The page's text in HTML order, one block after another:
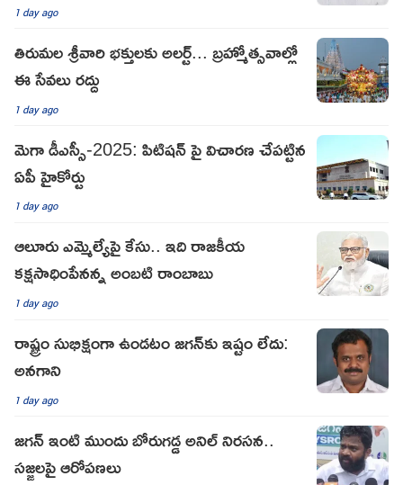
1 day ago
తిరుమల శ్రీవారి భక్తులకు అలర్ట్... బ్రహ్మోత్సవాల్లో
ఈ సేవలు రద్దు
1 day ago
మెగా డీఎస్సీ-2025: పిటిషన్ పై విచారణ చేపట్టిన
ఏపీ హైకోర్టు
1 day ago
ఆలూరు ఎమ్మెల్యేపై కేసు.. ఇది రాజకీయ
కక్షసాధింపేనన్న అంబటి రాంబాబు
1 day ago
రాష్ట్రం సుభిక్షంగా ఉండటం జగన్‌కు ఇష్టం లేదు:
అనగాని
1 day ago
జగన్ ఇంటి ముందు బోరుగడ్డ అనిల్ నిరసన..
సజ్జలపై ఆరోపణలు